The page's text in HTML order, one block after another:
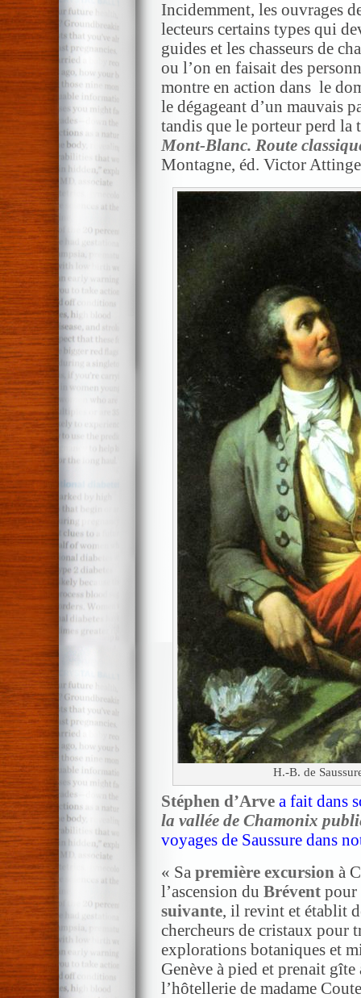
Incidemment, les ouvrages
lecteurs certains types qui
guides et les chasseurs de
ou l’on en faisait des
montre en action dans le
le dégageant d’un mauvais
tandis que le porteur perd
Mont-Blanc. Route
Montagne, éd. Victor
H.-B. de
Stéphen d’Arve a fait dans
la vallée de Chamonix
voyages de Saussure dans
« Sa première excursion à
l’ascension du Brévent pour
suivante, il revint et établit
chercheurs de cristaux pour
explorations botaniques et
Genève à pied et prenait
l’hôtellerie de madame